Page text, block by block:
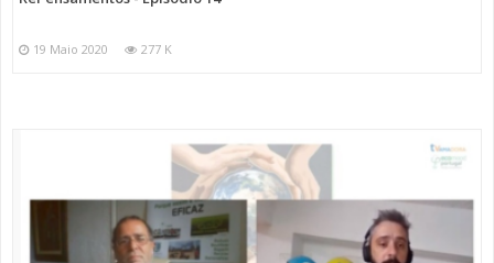
19 Maio 2020 277 K